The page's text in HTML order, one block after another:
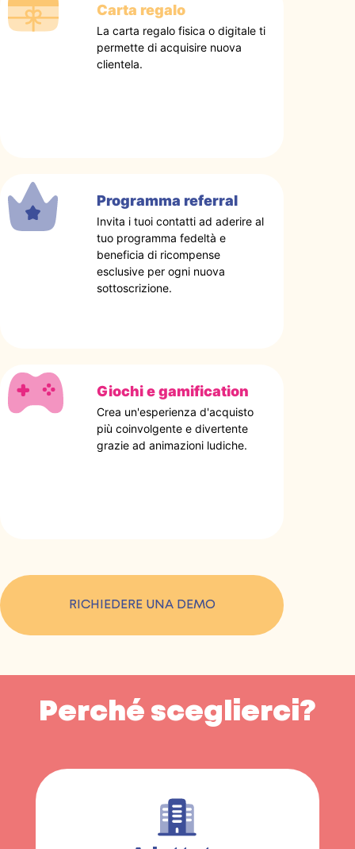
Carta regalo
La carta regalo fisica o digitale ti
permette di acquisire nuova
clientela.
Programma referral
Invita i tuoi contatti ad aderire al
tuo programma fedeltà e
beneficia di ricompense
esclusive per ogni nuova
sottoscrizione.
Giochi e gamification
Crea un'esperienza d'acquisto
più coinvolgente e divertente
grazie ad animazioni ludiche.
RICHIEDERE UNA DEMO
Perché sceglierci?